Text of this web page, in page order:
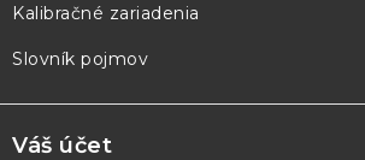
Kalibračné zariadenia
Slovník pojmov
Váš účet